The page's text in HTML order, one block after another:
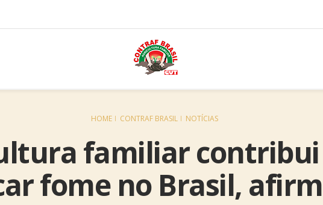
HOME CONTRAF BRASIL NOTÍCIAS
familiar
fome no Brasil,